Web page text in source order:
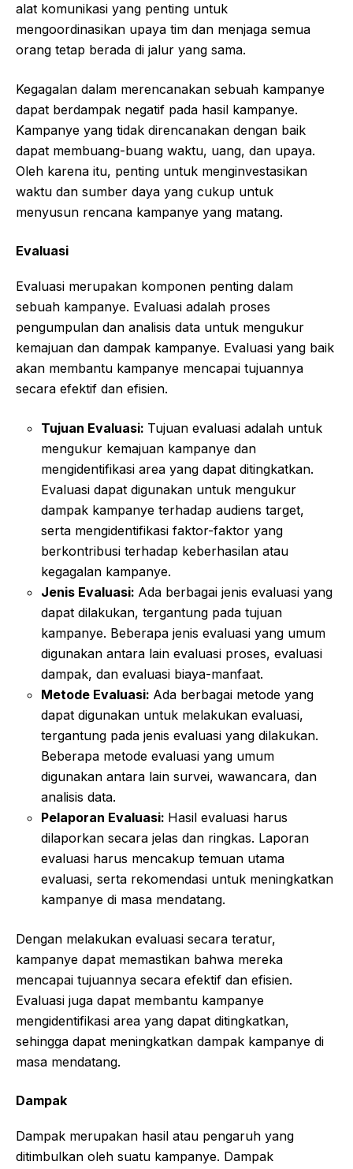
alat komunikasi yang penting untuk
mengoordinasikan upaya tim dan menjaga semua
orang tetap berada di jalur yang sama.
Kegagalan dalam merencanakan sebuah kampanye
dapat berdampak negatif pada hasil kampanye.
Kampanye yang tidak direncanakan dengan baik
dapat membuang-buang waktu, uang, dan upaya.
Oleh karena itu, penting untuk menginvestasikan
waktu dan sumber daya yang cukup untuk
menyusun rencana kampanye yang matang.
Evaluasi
Evaluasi merupakan komponen penting dalam
sebuah kampanye. Evaluasi adalah proses
pengumpulan dan analisis data untuk mengukur
kemajuan dan dampak kampanye. Evaluasi yang baik
akan membantu kampanye mencapai tujuannya
secara efektif dan efisien.
Tujuan Evaluasi: Tujuan evaluasi adalah untuk
mengukur kemajuan kampanye dan
mengidentifikasi area yang dapat ditingkatkan.
Evaluasi dapat digunakan untuk mengukur
dampak kampanye terhadap audiens target,
serta mengidentifikasi faktor-faktor yang
berkontribusi terhadap keberhasilan atau
kegagalan kampanye.
Jenis Evaluasi: Ada berbagai jenis evaluasi yang
dapat dilakukan, tergantung pada tujuan
kampanye. Beberapa jenis evaluasi yang umum
digunakan antara lain evaluasi proses, evaluasi
dampak, dan evaluasi biaya-manfaat.
Metode Evaluasi: Ada berbagai metode yang
dapat digunakan untuk melakukan evaluasi,
tergantung pada jenis evaluasi yang dilakukan.
Beberapa metode evaluasi yang umum
digunakan antara lain survei, wawancara, dan
analisis data.
Pelaporan Evaluasi: Hasil evaluasi harus
dilaporkan secara jelas dan ringkas. Laporan
evaluasi harus mencakup temuan utama
evaluasi, serta rekomendasi untuk meningkatkan
kampanye di masa mendatang.
Dengan melakukan evaluasi secara teratur,
kampanye dapat memastikan bahwa mereka
mencapai tujuannya secara efektif dan efisien.
Evaluasi juga dapat membantu kampanye
mengidentifikasi area yang dapat ditingkatkan,
sehingga dapat meningkatkan dampak kampanye di
masa mendatang.
Dampak
Dampak merupakan hasil atau pengaruh yang
ditimbulkan oleh suatu kampanye. Dampak